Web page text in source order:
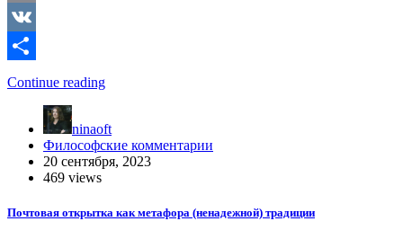
Copy
Link
VK
Отправить
Continue reading
ninaoft
Философские комментарии
20 сентября, 2023
469 views
Почтовая открытка как метафора (ненадежной) традиции